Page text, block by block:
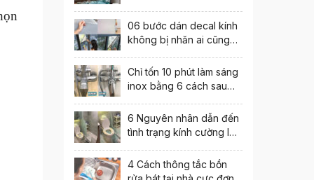
06 bước dán decal kính
không bị nhăn ai cũng
Chỉ tốn 10 phút làm sáng
inox bằng 6 cách sau
6 Nguyên nhân dẫn đến
tình trạng kính cường lực
4 Cách thông tắc bồn